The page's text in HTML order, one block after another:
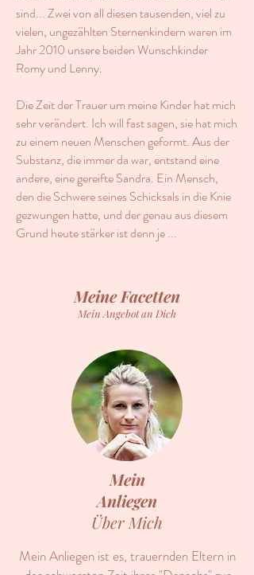
sind... Zwei von all diesen tausenden, viel zu
vielen, ungezählten Sternenkindern waren im
Jahr 2010 unsere beiden Wunschkinder
Romy und Lenny.
Die Zeit der Trauer um meine Kinder hat mich
sehr verändert. Ich will fast sagen, sie hat mich
zu einem neuen Menschen geformt. Aus der
Substanz, die immer da war, entstand eine
andere, eine gereifte Sandra. Ein Mensch,
den die Schwere seines Schicksals in die Knie
gezwungen hatte, und der genau aus diesem
Grund heute stärker ist denn je ...
Meine Facetten
Mein Angebot an Dich
Mein
Anliegen
Über Mich
Mein Anliegen ist es, trauernden Eltern in